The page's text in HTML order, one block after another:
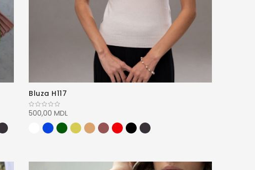
Bluza H117
500,00 MDL